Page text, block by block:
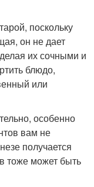
поскольку
он не дает
их сочными и
блюдо,
или
особенно
вам не
получается
тоже может быть